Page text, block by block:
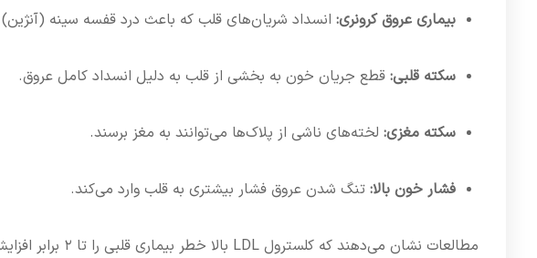
بیماری عروق کرونری: انسداد شریان‌های قلب که باعث درد قفسه سینه
سکته قلبی: قطع جریان خون به بخشی از قلب به دلیل انسداد کامل عروق.
سکته مغزی: لخته‌های ناشی از پلاک‌ها می‌توانند به مغز برسند.
فشار خون بالا: تنگ شدن عروق فشار بیشتری به قلب وارد می‌کند.